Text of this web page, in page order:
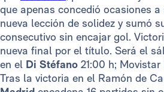
que apenas concedió ocasiones
nueva lección de solidez y sumó
consecutivo sin encajar gol.
nueva final por el título. Será el
en el Di Stéfano 21:00 h; Movistar
Tras la victoria en el Ramón de